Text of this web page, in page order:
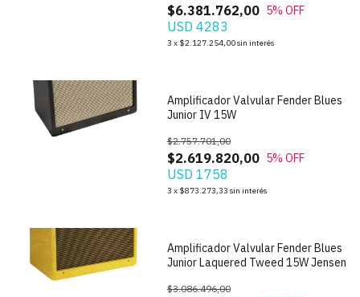
$6.381.762,00 5% OFF
USD 4283
3 x $2.127.254,00sin interés
Amplificador Valvular Fender Blues
Junior IV 15W
$2.619.820,00
$2.757.701,00
5% OFF
USD 1758
3 x $873.273,33 sin interés
Amplificador Valvular Fender Blues
Junior Laquered Tweed 15W Jensen
$3.086.496,00